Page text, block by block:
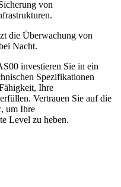
von
die Überwachung von
Nacht.
investieren Sie in ein
Spezifikationen
Ihre
Vertrauen Sie auf die
um Ihre
Level zu heben.